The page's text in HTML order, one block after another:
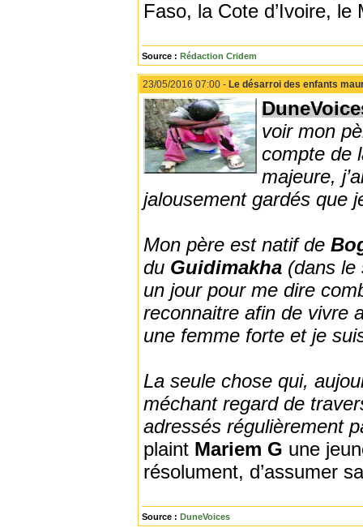
Faso, la Cote d’Ivoire,
Source : Rédaction Cridem
23/05/2016 07:00 - Le désarroi des enfants
voir mon
compte de
majeure,
jalousement gardés que
Mon père est natif de
du Guidimakha (dans le
un jour pour me dire
reconnaitre afin de vivre
une femme forte et je
La seule chose qui,
méchant regard de
adressés régulièrement
plaint Mariem G une
résolument, d’assumer
Source : DuneVoices